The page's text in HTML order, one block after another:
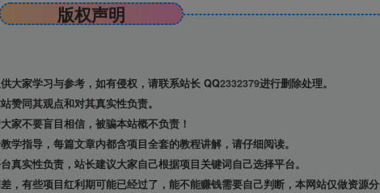
版权声明
大家学习与参考，如有侵权，请联系站长 QQ2332379进行删除处理。
赞同其观点和对其真实性负责。
家不要盲目相信，被骗本站概不负责！
学指导，每篇文章内都含项目全套的教程讲解，请仔细阅读。
真实性负责，站长建议大家自己根据项目关键词自己选择平台。
，有些项目红利期可能已经过了，能不能赚钱需要自己判断，本网站仅做资源分